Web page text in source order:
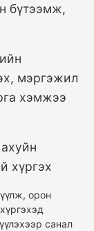
бүтээмж,
мэргэжил
хэмжээ
хүргэх
орон
санал